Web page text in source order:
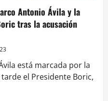
Antonio Ávila y la
tras la acusación
está marcada por la
el Presidente Boric,